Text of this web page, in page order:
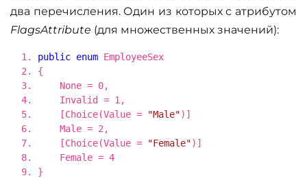
два перечисления. Один из которых с атрибутом
FlagsAttribute (для множественных значений):
public enum EmployeeSex
{
None = 0,
Invalid = 1,
[Choice(Value =
"Male")]
Male = 2,
[Choice(Value =
"Female")]
Female = 4
}